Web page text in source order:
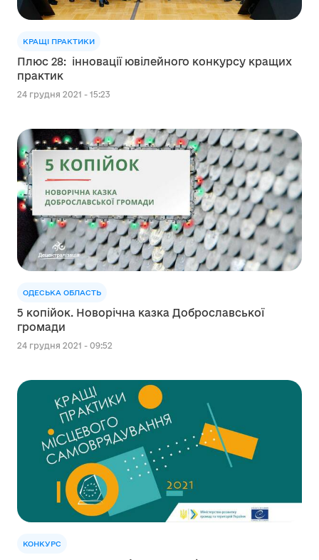
КРАЩІ ПРАКТИКИ
Плюс 28: інновації ювілейного конкурсу кращих
практик
24 грудня 2021 - 15:23
ОДЕСЬКА ОБЛАСТЬ
5 копійок. Новорічна казка Доброславської
громади
24 грудня 2021 - 09:52
КОНКУРС